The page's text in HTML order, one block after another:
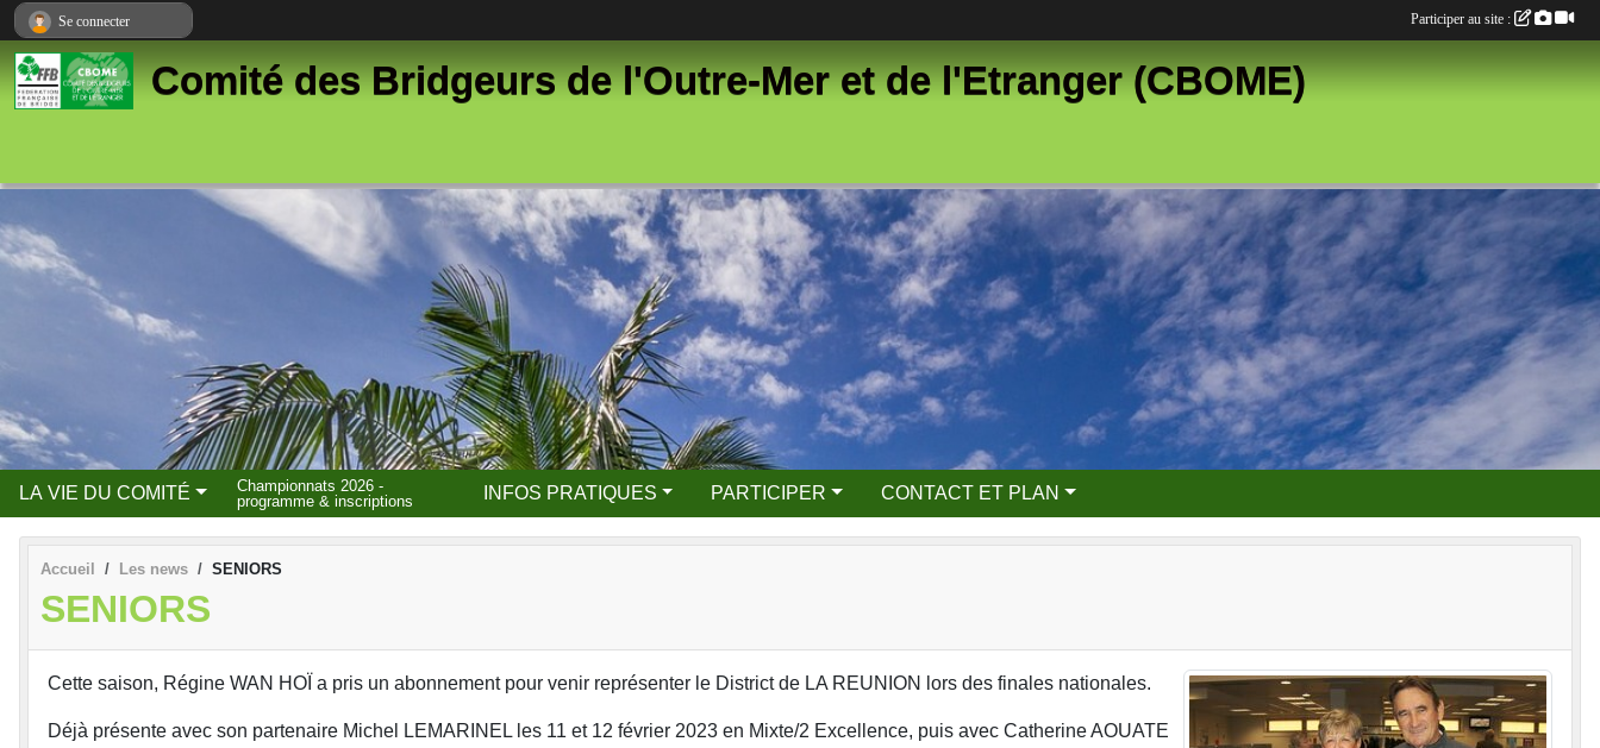
Comité des Bridgeurs de l'Outre-Mer et de l'Etranger (CBOME)
LA VIE DU COMITÉ
Championnats 2026 -
programme & inscriptions
INFOS PRATIQUES PARTICIPER CONTACT ET PLAN
Accueil Les news SENIORS
SENIORS
Cette saison, Régine WAN HOÏ a pris un abonnement pour venir représenter le District de LA REUNION lors des finales nationales.
Déjà présente avec son partenaire Michel LEMARINEL les 11 et 12 février 2023 en Mixte/2 Excellence, puis avec Catherine AOUATE
Se connecter Participer au site :
Panneau de gestion des cookies